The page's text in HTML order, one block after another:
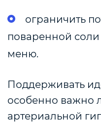
ограничить
поваренной
меню.
Поддерживать
особенно важно
артериальной